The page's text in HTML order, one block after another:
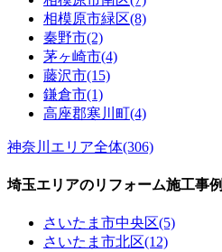
相模原市緑区(8)
秦野市(2)
茅ヶ崎市(4)
藤沢市(15)
鎌倉市(1)
高座郡寒川町(4)
神奈川エリア全体(306)
埼玉エリアのリフォーム施工事例
さいたま市中央区(5)
さいたま市北区(12)